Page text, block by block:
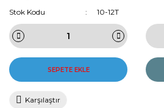
Stok Kodu
10-12T
SEPETE EKLE
Karşılaştır